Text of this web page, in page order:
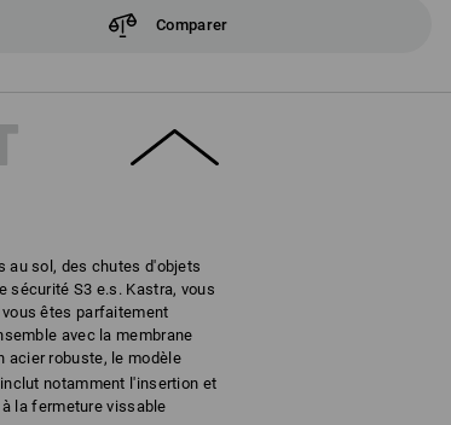
Comparer
au sol, des chutes d'objets
sécurité S3 e.s. Kastra, vous
êtes parfaitement
avec la membrane
acier robuste, le modèle
notamment l'insertion et
la fermeture vissable